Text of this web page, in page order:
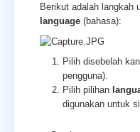
Berikut adalah langkah
language (bahasa):
Pilih disebelah
pengguna).
Pilih pilihan
digunakan untuk